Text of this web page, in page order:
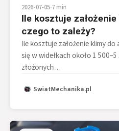
2026-07-05•7 min
Ile kosztuje
czego to zależy?
Ile kosztuje założenie klimy
się w widełkach około 1
złożonych…
SwiatMechanika.pl